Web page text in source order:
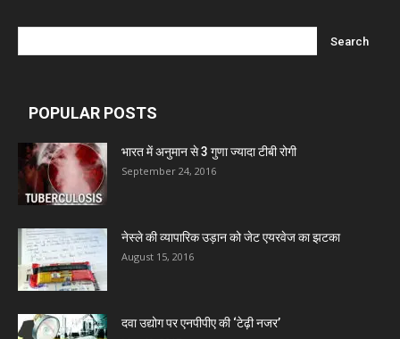
Leeford Healthcare Ltd
Admac Group Companies
Deep Shree Pharmaceuticals
Zumentes Healthcare
POPULAR POSTS
भारत में अनुमान से 3 गुणा ज्यादा टीबी रोगी
September 24, 2016
नेस्ले की व्यापारिक उड़ान को जेट एयरवेज का झटका
August 15, 2016
दवा उद्योग पर एनपीपीए की ‘टेढ़ी नजर’